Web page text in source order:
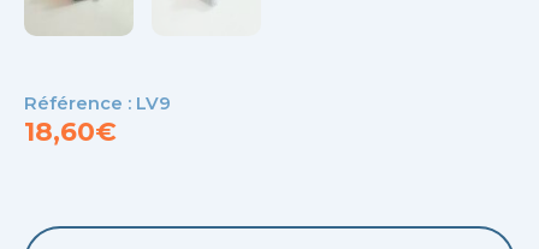
Référence : LV9
18,60€